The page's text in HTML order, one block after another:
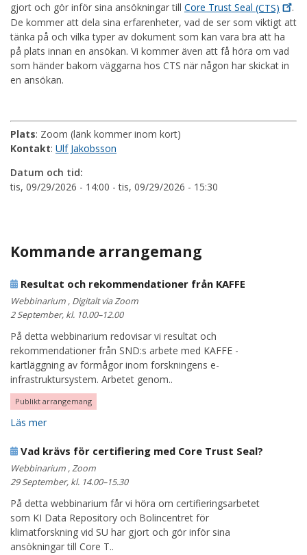
gjort och gör inför sina ansökningar till Core Trust Seal (CTS)
.
De kommer att dela sina erfarenheter, vad de ser som viktigt att
tänka på och vilka typer av dokument som kan vara bra att ha
på plats innan en ansökan. Vi kommer även att få höra om vad
som händer bakom väggarna hos CTS när någon har skickat in
en ansökan.
Plats: Zoom (länk kommer inom kort)
Kontakt: Ulf Jakobsson
Datum och tid:
tis, 09/29/2026 - 14:00 -tis, 09/29/2026 - 15:30
Kommande arrangemang
Resultat och rekommendationer från KAFFE
Webbinarium , Digitalt via Zoom
2 September, kl. 10.00–12.00
På detta webbinarium redovisar vi resultat och
rekommendationer från SND:s arbete med KAFFE -
kartläggning av förmågor inom forskningens e-
infrastruktursystem. Arbetet genom..
Publikt arrangemang
Läs mer
Vad krävs för certifiering med Core Trust Seal?
Webbinarium , Zoom
29 September, kl. 14.00–15.30
På detta webbinarium får vi höra om certifieringsarbetet
som KI Data Repository och Bolincentret för
klimatforskning vid SU har gjort och gör inför sina
ansökningar till Core T..